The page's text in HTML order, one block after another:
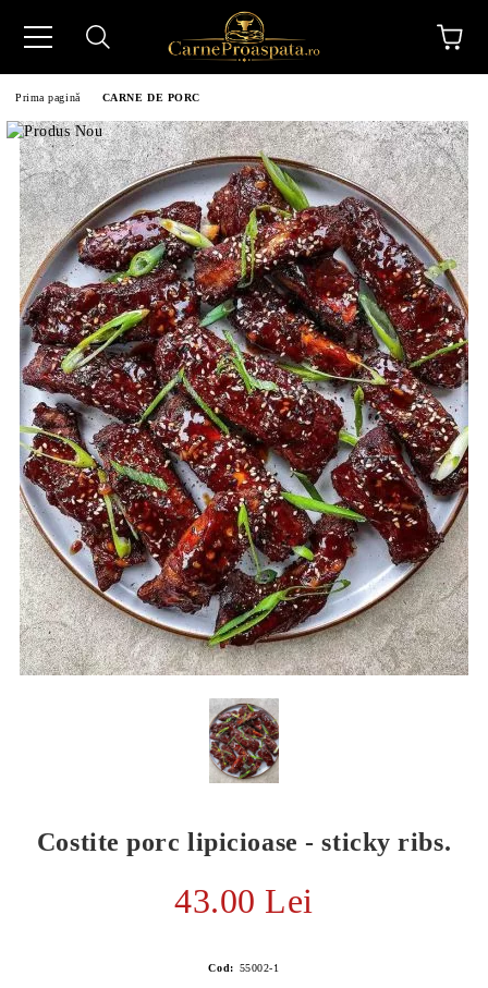
Prima pagină CARNE DE PORC
Costite porc lipicioase - sticky ribs.
43.00 Lei
Cod: 55002-1